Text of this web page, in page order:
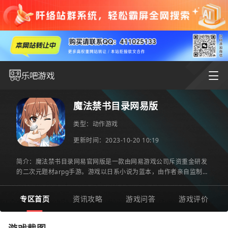
魔法禁书目录网易版
类型： 动作游戏
更新时间：2023-10-20 10:19
简介：魔法禁书目录网易官网版是一款由网易游戏公司斥资重金研发
的二次元题材arpg手游。游戏以日系小说为蓝本，由作者亲自监制，
专区首页 资讯攻略 游戏问答 游戏评价